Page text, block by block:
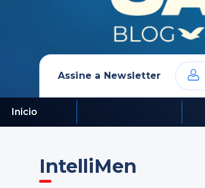
Assine a Newsletter
Inicio
IntelliMen